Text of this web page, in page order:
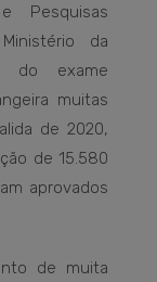
Pesquisas
da
do exame
muitas
de 2020,
de 15.580
aprovados
de muita